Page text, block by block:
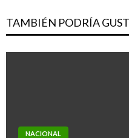
TAMBIÉN PODRÍA
NACIONAL